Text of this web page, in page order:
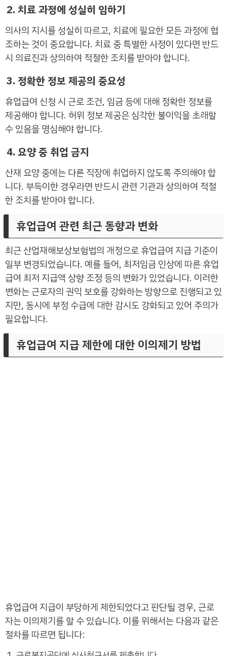
2. 치료 과정에 성실히 임하기
의사의 지시를 성실히 따르고, 치료에 필요한 모든 과정에 협
조하는 것이 중요합니다. 치료 중 특별한 사정이 있다면 반드
시 의료진과 상의하여 적절한 조치를 받아야 합니다.
3. 정확한 정보 제공의 중요성
휴업급여 신청 시 근로 조건, 임금 등에 대해 정확한 정보를
제공해야 합니다. 허위 정보 제공은 심각한 불이익을 초래할
수 있음을 명심해야 합니다.
4. 요양 중 취업 금지
산재 요양 중에는 다른 직장에 취업하지 않도록 주의해야 합
니다. 부득이한 경우라면 반드시 관련 기관과 상의하여 적절
한 조치를 받아야 합니다.
휴업급여 관련 최근 동향과 변화
최근 산업재해보상보험법의 개정으로 휴업급여 지급 기준이
일부 변경되었습니다. 예를 들어, 최저임금 인상에 따른 휴업
급여 최저 지급액 상향 조정 등의 변화가 있었습니다. 이러한
변화는 근로자의 권익 보호를 강화하는 방향으로 진행되고 있
지만, 동시에 부정 수급에 대한 감시도 강화되고 있어 주의가
필요합니다.
휴업급여 지급 제한에 대한 이의제기 방법
휴업급여 지급이 부당하게 제한되었다고 판단될 경우, 근로
자는 이의제기를 할 수 있습니다. 이를 위해서는 다음과 같은
절차를 따르면 됩니다: